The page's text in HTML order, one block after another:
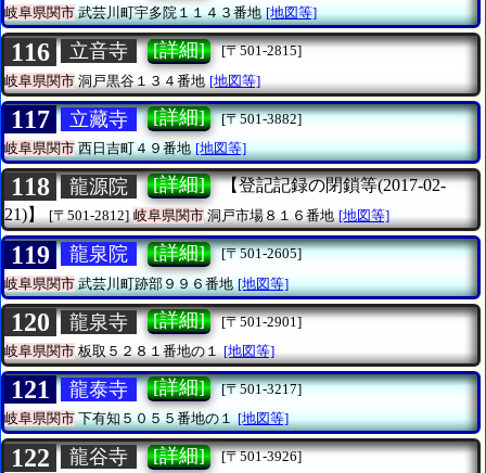
岐阜県関市武芸川町宇多院１１４３番地 [地図等]
116 立音寺 [詳細]
[〒501-2815]
岐阜県関市 洞戸黒谷１３４番地 [地図等]
117 立藏寺 [詳細]
[〒501-3882]
岐阜県関市西日吉町４９番地 [地図等]
118 龍源院 [詳細]
【登記記録の閉鎖等(2017-02-
21)】
[〒501-2812] 岐阜県関市洞戸市場８１６番地 [地図等]
119 龍泉院 [詳細]
[〒501-2605]
岐阜県関市武芸川町跡部９９６番地 [地図等]
120 龍泉寺 [詳細]
[〒501-2901]
岐阜県関市板取５２８１番地の１ [地図等]
121 龍泰寺 [詳細]
[〒501-3217]
岐阜県関市下有知５０５５番地の１ [地図等]
122 龍谷寺 [詳細]
[〒501-3926]